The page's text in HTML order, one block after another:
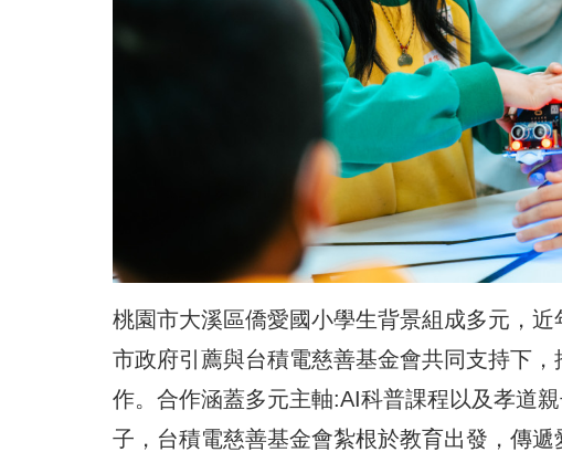
桃園市大溪區僑愛國小學生背景組成多元，
市政府引薦與台積電慈善基金會共同支持下
作。合作涵蓋多元主軸:AI科普課程以及孝道
子，台積電慈善基金會紮根於教育出發，傳遞